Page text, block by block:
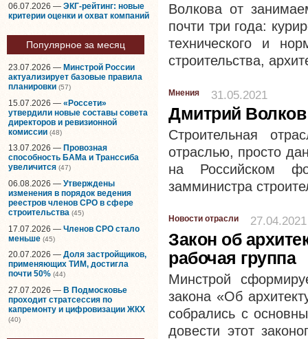
06.07.2026 — ЭКГ-рейтинг: новые
критерии оценки и охват компаний
Популярное за месяц
23.07.2026 — Минстрой России
актуализирует базовые правила
планировки (57)
15.07.2026 — «Россети»
утвердили новые составы совета
директоров и ревизионной
комиссии (48)
13.07.2026 — Провозная
способность БАМа и Транссиба
увеличится (47)
06.08.2026 — Утверждены
изменения в порядок ведения
реестров членов СРО в сфере
строительства (45)
17.07.2026 — Членов СРО стало
меньше (45)
20.07.2026 — Доля застройщиков,
применяющих ТИМ, достигла
почти 50% (44)
27.07.2026 — В Подмосковье
проходит стратсессия по
капремонту и цифровизации ЖКХ
(40)
Волкова от
почти три года:
технического и
строительства,
Мнения 31.05.2021
Дмитрий Волков
Строительная
отраслью, просто
на Российском
замминистра
Новости отрасли 27.04.2021
Закон об
рабочая группа
Минстрой
закона «Об
собрались с
довести этот